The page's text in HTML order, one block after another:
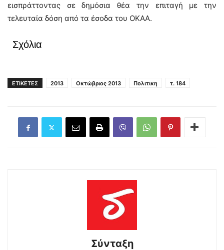
εισπράττοντας σε δημόσια θέα την επιταγή με την
τελευταία δόση από τα έσοδα του ΟΚΑΑ.
Σχόλια
ΕΤΙΚΕΤΕΣ 2013 Οκτώβριος 2013 Πολιτικη τ. 184
Σύνταξη